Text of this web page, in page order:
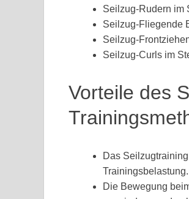
Seilzug-Rudern im
Seilzug-Fliegende
Seilzug-
Seilzug-Curls im
Vorteile des
Das
Trainingsbelastung.
Die Bewegung